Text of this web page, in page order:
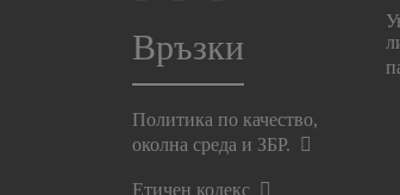
Връзки
Политика по качество,
околна среда и ЗБР.
Етичен кодекс